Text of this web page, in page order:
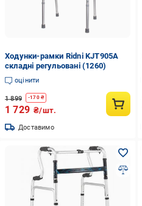
Ходунки-рамки Ridni KJT905A
складні регульовані (1260)
оцінити
1 899 -170₴
1 729 ₴/шт.
Доставимо